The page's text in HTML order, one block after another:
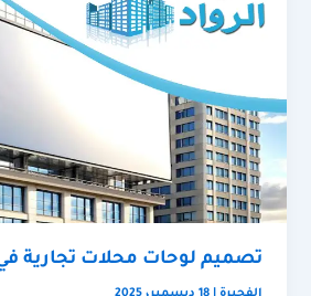
تصميم لوحات محلات تجارية